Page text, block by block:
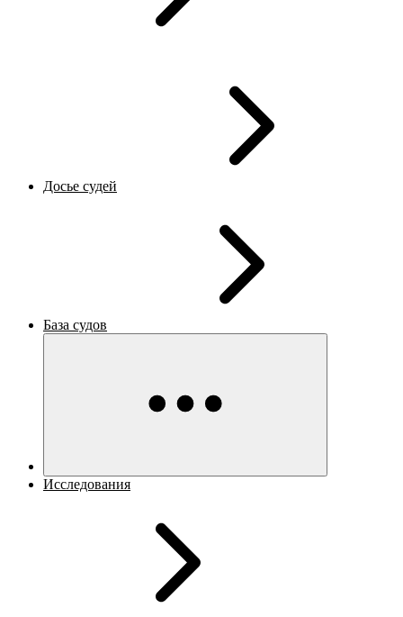
Досье судей
База судов
Исследования